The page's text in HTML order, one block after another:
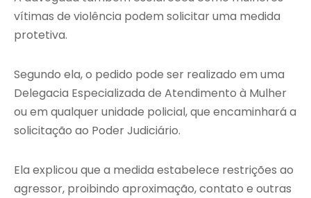
vítimas de violência podem solicitar uma medida
protetiva.
Segundo ela, o pedido pode ser realizado em uma
Delegacia Especializada de Atendimento à Mulher
ou em qualquer unidade policial, que encaminhará a
solicitação ao Poder Judiciário.
Ela explicou que a medida estabelece restrições ao
agressor, proibindo aproximação, contato e outras